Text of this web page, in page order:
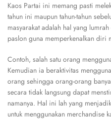
Kaos Partai ini memang pasti
tahun ini maupun tahun-tahun
masyarakat adalah hal yang
paslon guna memperkenalkan diri
Contoh, salah satu orang
Kemudian ia beraktivitas
orang sehingga orang-orang
secara tidak langsung dapat
namanya. Hal ini lah yang
untuk menggunakan merchandise